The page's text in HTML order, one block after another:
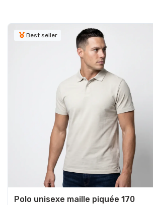
Best seller
Polo unisexe maille piquée 170